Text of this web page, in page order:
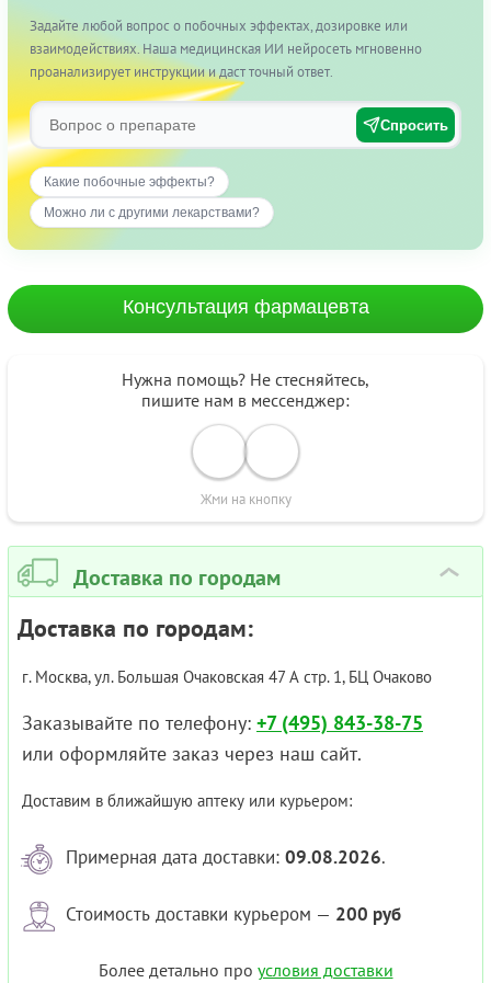
Задайте любой вопрос о побочных эффектах, дозировке или
взаимодействиях. Наша медицинская ИИ нейросеть мгновенно
проанализирует инструкции и даст точный ответ.
Спросить
Какие побочные эффекты?
Можно ли с другими лекарствами?
Консультация фармацевта
Нужна помощь? Не стесняйтесь,
пишите нам в мессенджер:
Жми на кнопку
Доставка по городам ›
Доставка по городам:
г. Москва, ул. Большая Очаковская 47 А стр. 1, БЦ Очаково
Заказывайте по телефону: +7 (495) 843-38-75
или оформляйте заказ через наш сайт.
Доставим в ближайшую аптеку или курьером:
Примерная дата доставки: 09.08.2026.
Стоимость доставки курьером — 200 руб
Более детально про условия доставки